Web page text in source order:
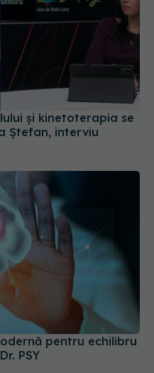
Ștefan, interviu
pentru echilibru
PSY